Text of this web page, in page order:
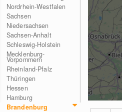
Nordrhein-Westfalen
Sachsen
Niedersachsen
Sachsen-Anhalt
Schleswig-Holstein
Mecklenburg-
Vorpommern
Rheinland-Pfalz
Thüringen
Hessen
Hamburg
Brandenburg